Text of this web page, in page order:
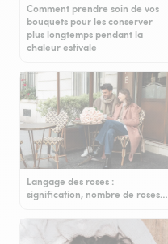
Comment prendre soin de vos
bouquets pour les conserver
plus longtemps pendant la
chaleur estivale
Langage des roses :
signification, nombre de roses…